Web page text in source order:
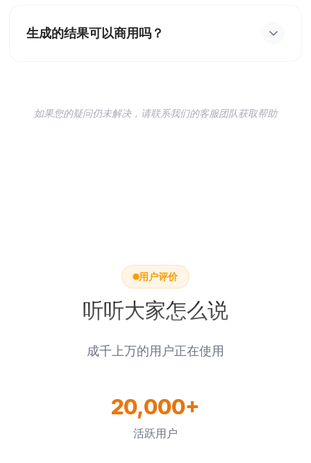
生成的结果可以商用吗？
如果您的疑问仍未解决，请联系我们的客服团队获取帮助
用户评价
听听大家怎么说
成千上万的用户正在使用
20,000+
活跃用户